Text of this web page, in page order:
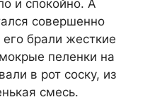
и спокойно. А
совершенно
брали жесткие
пеленки на
в рот соску, из
смесь.